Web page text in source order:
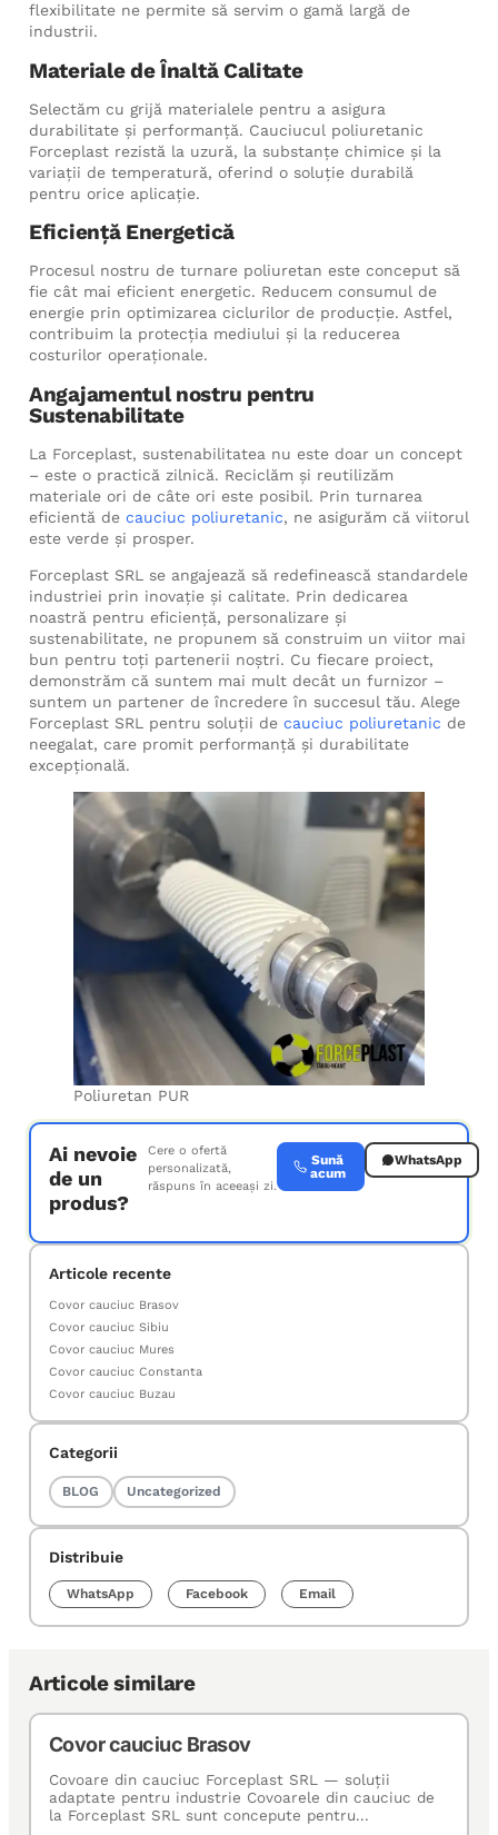
flexibilitate ne permite să servim o gamă largă de
industrii.
Materiale de Înaltă Calitate
Selectăm cu grijă materialele pentru a asigura
durabilitate și performanță. Cauciucul poliuretanic
Forceplast rezistă la uzură, la substanțe chimice și la
variații de temperatură, oferind o soluție durabilă
pentru orice aplicație.
Eficiență Energetică
Procesul nostru de turnare poliuretan este conceput să
fie cât mai eficient energetic. Reducem consumul de
energie prin optimizarea ciclurilor de producție. Astfel,
contribuim la protecția mediului și la reducerea
costurilor operaționale.
Angajamentul nostru pentru
Sustenabilitate
La Forceplast, sustenabilitatea nu este doar un concept
– este o practică zilnică. Reciclăm și reutilizăm
materiale ori de câte ori este posibil. Prin turnarea
eficientă de cauciuc poliuretanic, ne asigurăm că viitorul
este verde și prosper.
Forceplast SRL se angajează să redefinească standardele
industriei prin inovație și calitate. Prin dedicarea
noastră pentru eficiență, personalizare și
sustenabilitate, ne propunem să construim un viitor mai
bun pentru toți partenerii noștri. Cu fiecare proiect,
demonstrăm că suntem mai mult decât un furnizor –
suntem un partener de încredere în succesul tău. Alege
Forceplast SRL pentru soluții de cauciuc poliuretanic de
neegalat, care promit performanță și durabilitate
excepțională.
Poliuretan PUR
Ai nevoie
de un
produs?
Cere o ofertă
personalizată,
răspuns în aceeași zi.
Sună
acum
WhatsApp
Articole recente
Covor cauciuc Brasov
Covor cauciuc Sibiu
Covor cauciuc Mures
Covor cauciuc Constanta
Covor cauciuc Buzau
Categorii
BLOG Uncategorized
Distribuie
WhatsApp Facebook Email
Articole similare
Covor cauciuc Brasov
Covoare din cauciuc Forceplast SRL — soluţii
adaptate pentru industrie Covoarele din cauciuc de
la Forceplast SRL sunt concepute pentru...